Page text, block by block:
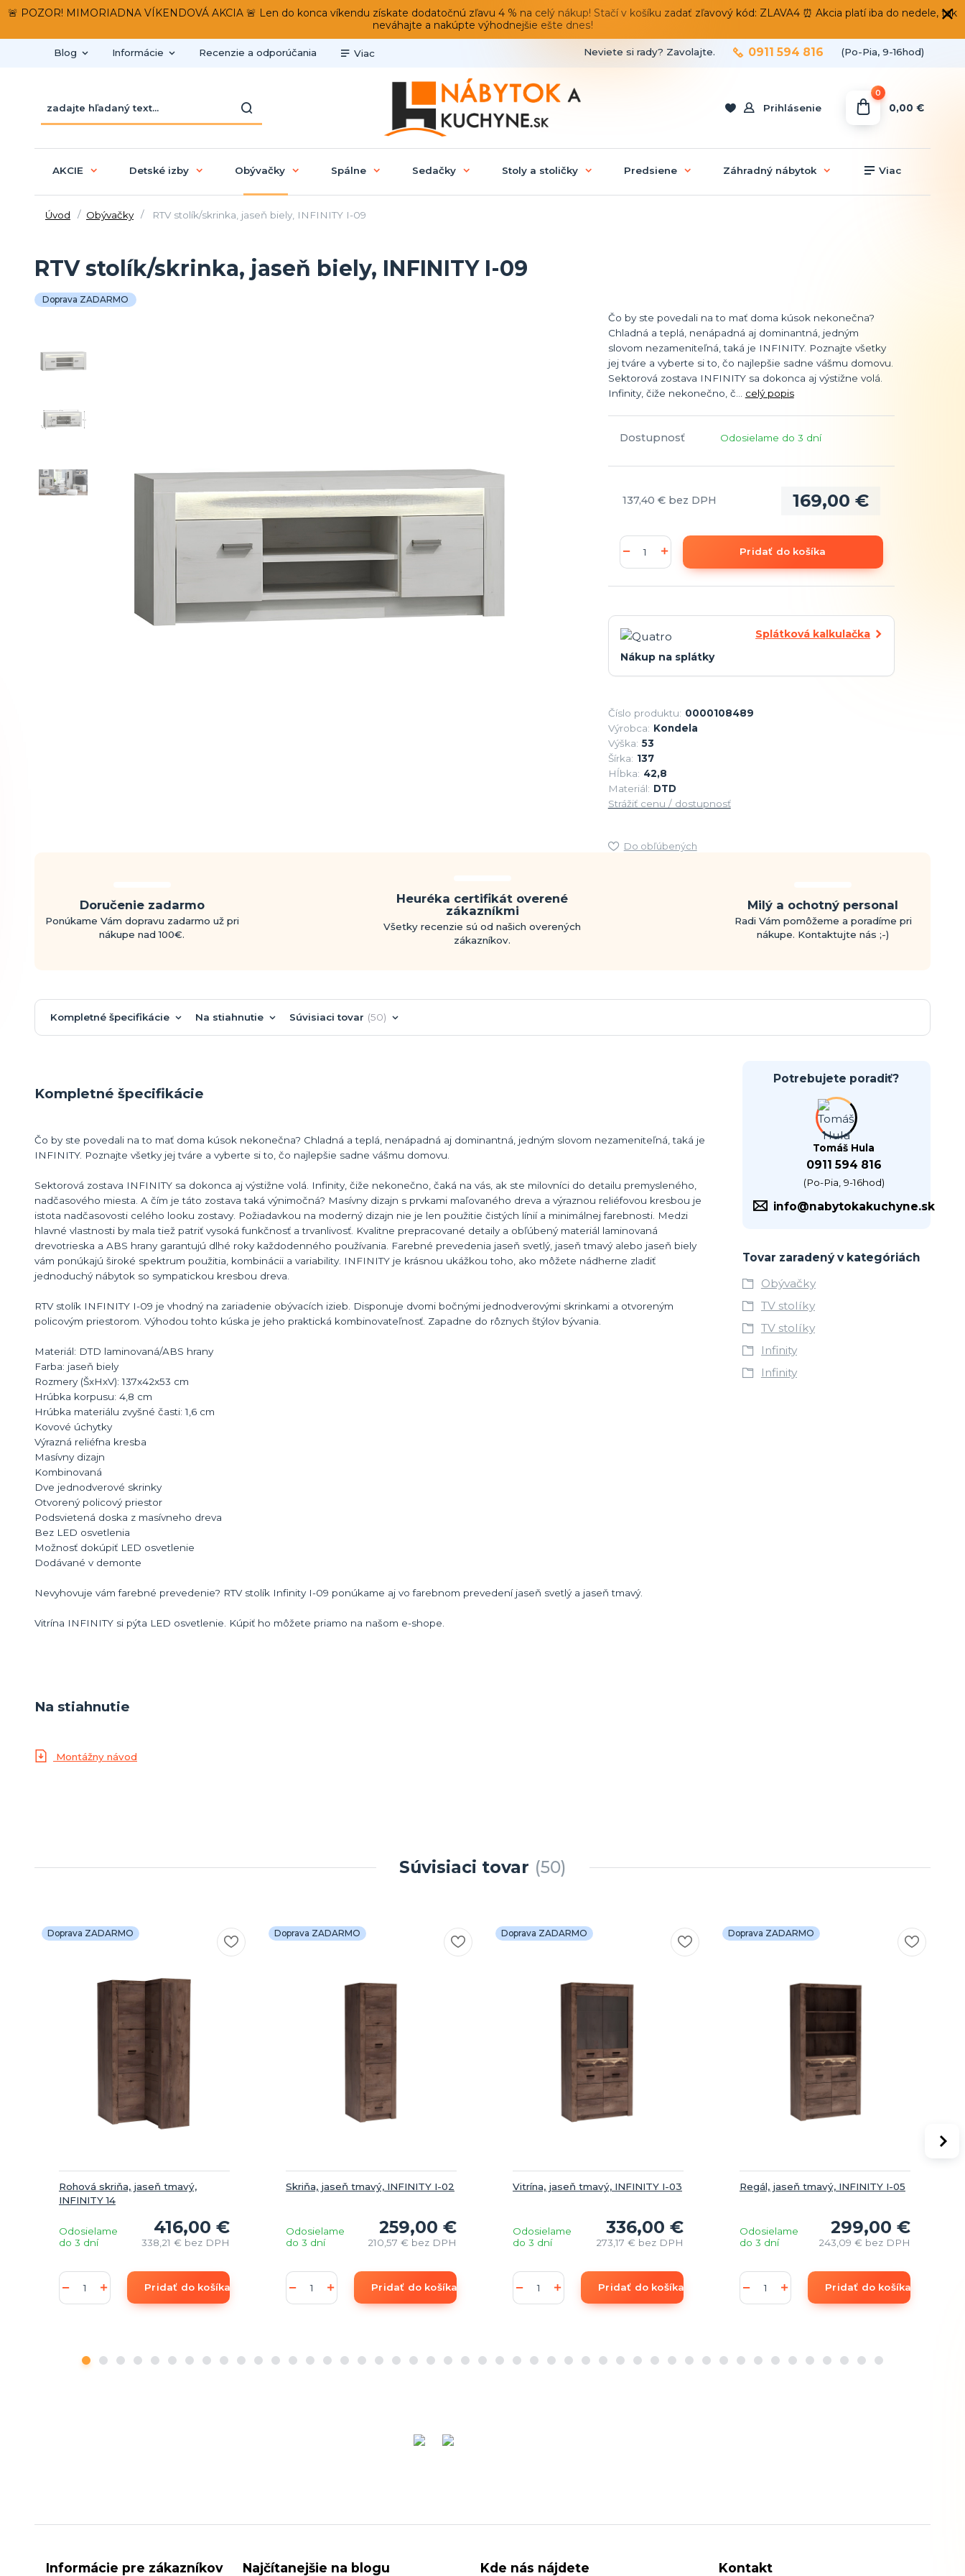
🚨 POZOR! MIMORIADNA VÍKENDOVÁ AKCIA 🚨 Len do konca víkendu získate dodatočnú zľavu 4 % na celý nákup! Stačí v košíku zadať zľavový kód: ZLAVA4 ⏰ Akcia platí iba do nedele, tak
neváhajte a nakúpte výhodnejšie ešte dnes!
Blog Informácie Recenzie a odporúčania Viac
Prihlásenie
Neviete si rady? Zavolajte. 0911 594 816 (Po-Pia, 9-16hod)
0
0,00 €
AKCIE Detské izby Obývačky Spálne Sedačky Stoly a stoličky Predsiene Záhradný nábytok Viac
Úvod Obývačky RTV stolík/skrinka, jaseň biely, INFINITY I-09
RTV stolík/skrinka, jaseň biely, INFINITY I-09
Doprava ZADARMO
Čo by ste povedali na to mať doma kúsok nekonečna?
Chladná a teplá, nenápadná aj dominantná, jedným
slovom nezameniteľná, taká je INFINITY. Poznajte všetky
jej tváre a vyberte si to, čo najlepšie sadne vášmu domovu.
Sektorová zostava INFINITY sa dokonca aj výstižne volá.
Infinity, čiže nekonečno, č... celý popis
Dostupnosť Odosielame do 3 dní
169,00 €
137,40 € bez DPH
Pridať do košíka
Splátková kalkulačka
Nákup na splátky
Číslo produktu: 0000108489
Výrobca: Kondela
Výška: 53
Šírka: 137
Hĺbka: 42,8
Materiál: DTD
Strážiť cenu / dostupnosť
Do obľúbených
Doručenie zadarmo
Ponúkame Vám dopravu zadarmo už pri
nákupe nad 100€.
Heuréka certifikát overené
zákazníkmi
Všetky recenzie sú od našich overených
zákazníkov.
Milý a ochotný personal
Radi Vám pomôžeme a poradíme pri
nákupe. Kontaktujte nás ;-)
Kompletné špecifikácie Na stiahnutie Súvisiaci tovar 50
Kompletné špecifikácie
Čo by ste povedali na to mať doma kúsok nekonečna? Chladná a teplá, nenápadná aj dominantná, jedným slovom nezameniteľná, taká je
INFINITY. Poznajte všetky jej tváre a vyberte si to, čo najlepšie sadne vášmu domovu.
Sektorová zostava INFINITY sa dokonca aj výstižne volá. Infinity, čiže nekonečno, čaká na vás, ak ste milovníci do detailu premysleného,
nadčasového miesta. A čím je táto zostava taká výnimočná? Masívny dizajn s prvkami maľovaného dreva a výraznou reliéfovou kresbou je
istota nadčasovosti celého looku zostavy. Požiadavkou na moderný dizajn nie je len použitie čistých línií a minimálnej farebnosti. Medzi
hlavné vlastnosti by mala tiež patriť vysoká funkčnosť a trvanlivosť. Kvalitne prepracované detaily a obľúbený materiál laminovaná
drevotrieska a ABS hrany garantujú dlhé roky každodenného používania. Farebné prevedenia jaseň svetlý, jaseň tmavý alebo jaseň biely
vám ponúkajú široké spektrum použitia, kombinácii a variability. INFINITY je krásnou ukážkou toho, ako môžete nádherne zladiť
jednoduchý nábytok so sympatickou kresbou dreva.
RTV stolík INFINITY I-09 je vhodný na zariadenie obývacích izieb. Disponuje dvomi bočnými jednodverovými skrinkami a otvoreným
policovým priestorom. Výhodou tohto kúska je jeho praktická kombinovateľnosť. Zapadne do rôznych štýlov bývania.
Materiál: DTD laminovaná/ABS hrany
Farba: jaseň biely
Rozmery (ŠxHxV): 137x42x53 cm
Hrúbka korpusu: 4,8 cm
Hrúbka materiálu zvyšné časti: 1,6 cm
Kovové úchytky
Výrazná reliéfna kresba
Masívny dizajn
Kombinovaná
Dve jednodverové skrinky
Otvorený policový priestor
Podsvietená doska z masívneho dreva
Bez LED osvetlenia
Možnosť dokúpiť LED osvetlenie
Dodávané v demonte
Nevyhovuje vám farebné prevedenie? RTV stolík Infinity I-09 ponúkame aj vo farebnom prevedení jaseň svetlý a jaseň tmavý.
Vitrína INFINITY si pýta LED osvetlenie. Kúpiť ho môžete priamo na našom e-shope.
Potrebujete poradiť?
Tomáš Hula
0911 594 816
(Po-Pia, 9-16hod)
info@nabytokakuchyne.sk
Tovar zaradený v kategóriách
Obývačky
TV stolíky
TV stolíky
Infinity
Infinity
Na stiahnutie
Montážny návod
Súvisiaci tovar 50
Doprava ZADARMO
Rohová skriňa, jaseň tmavý,
INFINITY 14
416,00 €
338,21 € bez DPH
Odosielame
do 3 dní
Pridať do košíka
Doprava ZADARMO
Skriňa, jaseň tmavý, INFINITY I-02
259,00 €
210,57 € bez DPH
Odosielame
do 3 dní
Pridať do košíka
Doprava ZADARMO
Vitrína, jaseň tmavý, INFINITY I-03
336,00 €
273,17 € bez DPH
Odosielame
do 3 dní
Pridať do košíka
Doprava ZADARMO
Regál, jaseň tmavý, INFINITY I-05
299,00 €
243,09 € bez DPH
Odosielame
do 3 dní
Pridať do košíka
Informácie pre zákazníkov Najčítanejšie na blogu Kde nás nájdete Kontakt